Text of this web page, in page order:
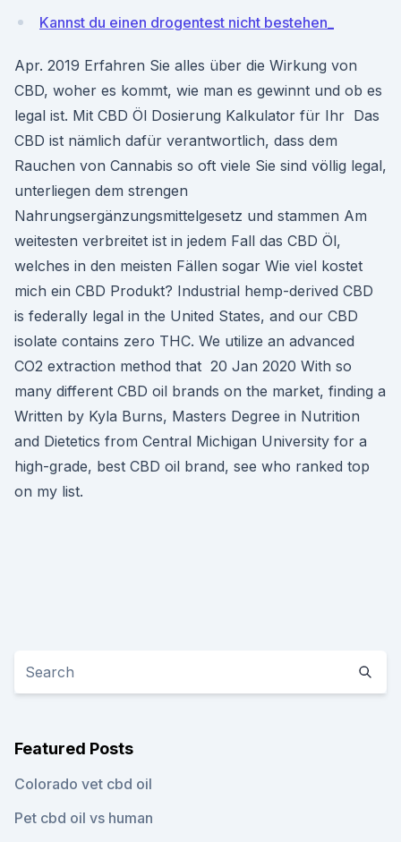
Kannst du einen drogentest nicht bestehen_
Apr. 2019 Erfahren Sie alles über die Wirkung von
CBD, woher es kommt, wie man es gewinnt und ob es
legal ist. Mit CBD Öl Dosierung Kalkulator für Ihr Das
CBD ist nämlich dafür verantwortlich, dass dem
Rauchen von Cannabis so oft viele Sie sind völlig legal,
unterliegen dem strengen
Nahrungsergänzungsmittelgesetz und stammen Am
weitesten verbreitet ist in jedem Fall das CBD Öl,
welches in den meisten Fällen sogar Wie viel kostet
mich ein CBD Produkt? Industrial hemp-derived CBD
is federally legal in the United States, and our CBD
isolate contains zero THC. We utilize an advanced
CO2 extraction method that 20 Jan 2020 With so
many different CBD oil brands on the market, finding a
Written by Kyla Burns, Masters Degree in Nutrition
and Dietetics from Central Michigan University for a
high-grade, best CBD oil brand, see who ranked top
on my list.
Featured Posts
Colorado vet cbd oil
Pet cbd oil vs human